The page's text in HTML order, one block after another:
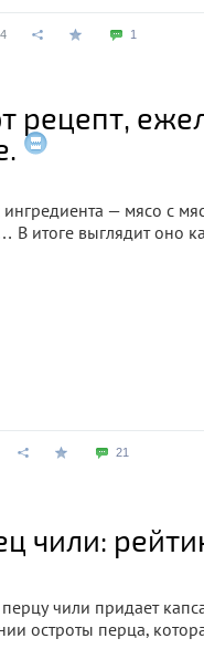
1
рецепт,
— мясо с
В итоге выглядит оно
21
чили:
чили придает
остроты перца,